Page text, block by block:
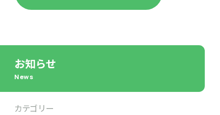
お知らせ
News
カテゴリー